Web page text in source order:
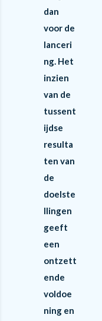
dan
voor de
lanceri
ng. Het
inzien
van de
tussent
ijdse
resulta
ten van
de
doelste
llingen
geeft
een
ontzett
ende
voldoe
ning en